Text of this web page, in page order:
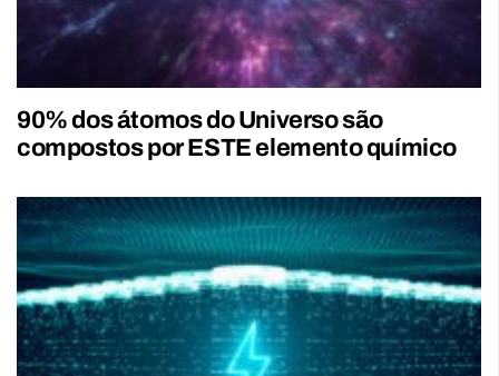
90% dos átomos do Universo são
compostos por ESTE elemento químico